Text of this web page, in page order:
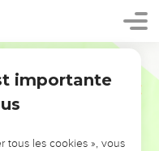
importante
tous les cookies », vous